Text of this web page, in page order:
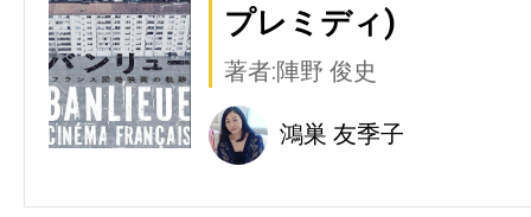
プレミディ)
著者:陣野 俊史
鴻巣 友季子